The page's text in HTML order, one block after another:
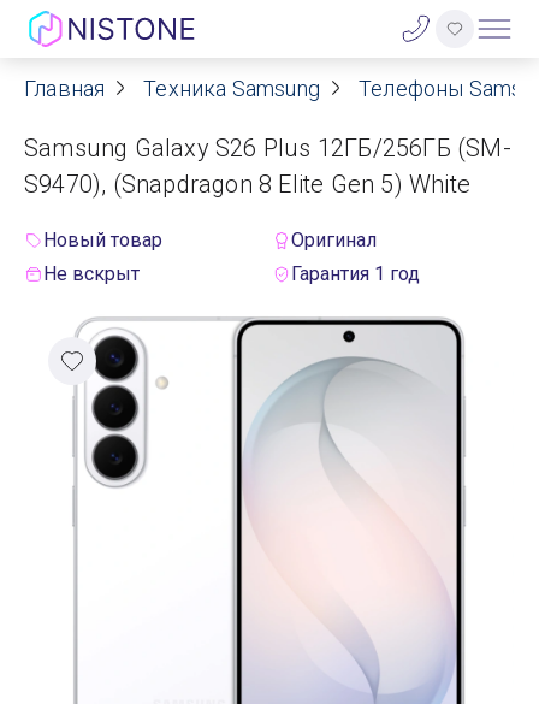
Акции
О нас
Договор оферты
Реквизиты
Контакты
Гарантия
Главная Техника Samsung Телефоны
Samsung Galaxy S26 Plus 12ГБ/256ГБ (SM-
S9470), (Snapdragon 8 Elite Gen 5) White
Новый товар
Оригинал
Не вскрыт
Гарантия 1 год